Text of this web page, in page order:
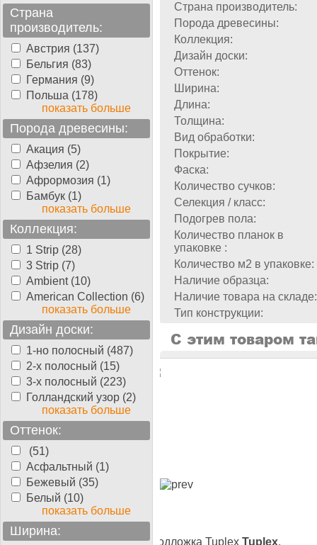
Страна
производитель:
Австрия (137)
Бельгия (83)
Германия (9)
Польша (178)
показать больше
Порода древесины:
Акация (5)
Афзелия (2)
Афрормозия (1)
Бамбук (1)
показать больше
Коллекция:
1 Strip (28)
3 Strip (7)
Ambient (10)
American Collection (6)
показать больше
Дизайн доски:
1-но полосный (487)
2-х полосный (15)
3-х полосный (223)
Голландский узор (2)
показать больше
Оттенок:
(51)
Асфальтный (1)
Бежевый (35)
Белый (10)
показать больше
Ширина:
Страна производитель:
Порода древесины:
Коллекция:
Дизайн доски:
Оттенок:
Ширина:
Длина:
Толщина:
Вид обработки:
Покрытие:
Фаска:
Количество сучков:
Селекция / класс:
Подогрев пола:
Количество планок в
упаковке :
Количество м2 в упаковке:
Наличие образца:
Наличие товара на складе:
Тип конструкции:
С этим товаром
TuplexПодложка
Подложка Tuplex Tuplex,